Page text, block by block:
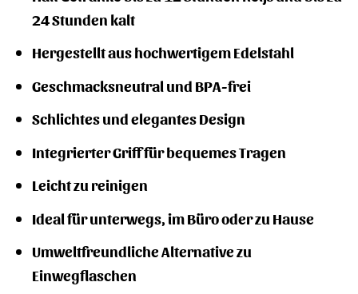
24 Stunden kalt
Hergestellt aus hochwertigem Edelstahl
Geschmacksneutral und BPA-frei
Schlichtes und elegantes Design
Integrierter Griff für bequemes Tragen
Leicht zu reinigen
Ideal für unterwegs, im Büro oder zu Hause
Umweltfreundliche Alternative zu
Einwegflaschen